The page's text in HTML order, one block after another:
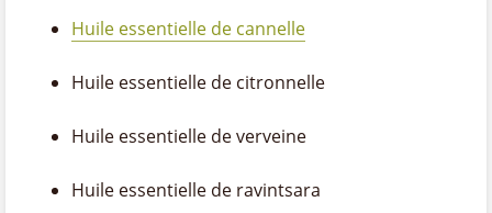
Huile essentielle de cannelle
Huile essentielle de citronnelle
Huile essentielle de verveine
Huile essentielle de ravintsara